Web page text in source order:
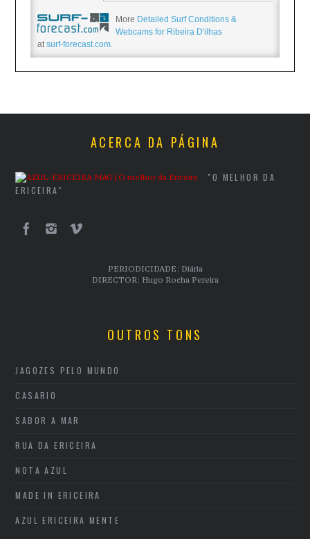
More Detailed Surf Conditions &
Webcams for Ribeira D'ilhas
atsurf-forecast.com.
ACERCA DA PÁGINA
"O MELHOR DA
ERICEIRA"
PERIODICIDADE: Diária
DIRECTOR: Hugo Rocha Pereira
OUTROS TONS
JAGOZES PELO MUNDO
CASARIO
SABOR A MAR
RUA DA ERICEIRA
NOTA AZUL
MADE IN ERICEIRA
AZUL ERICEIRA MENTE